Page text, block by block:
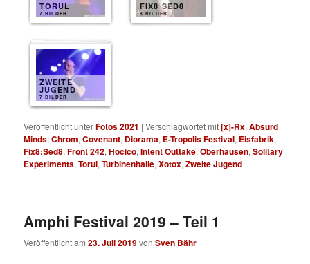
TORUL
7 BILDER
FIX8 SED8
8 BILDER
ZWEITE
JUGEND
7 BILDER
Veröffentlicht unterFotos 2021 |Verschlagwortet mit[x]-Rx,Absurd
Minds,Chrom,Covenant, Diorama, E-Tropolis Festival, Eisfabrik,
Fix8:Sed8,Front 242,Hocico,Intent Outtake,Oberhausen,Solitary
Experiments,Torul,Turbinenhalle,Xotox,Zweite Jugend
Amphi Festival 2019 – Teil 1
Veröffentlicht am23. Juli 2019vonSven Bähr